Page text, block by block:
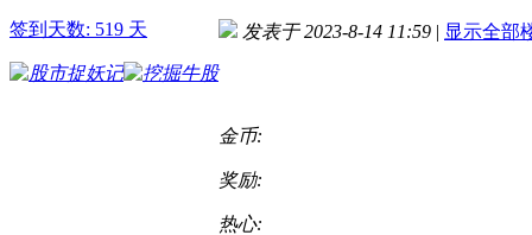
签到天数: 519 天 发表于 2023-8-14 11:59 | 显示全部
金币:
奖励:
热心: